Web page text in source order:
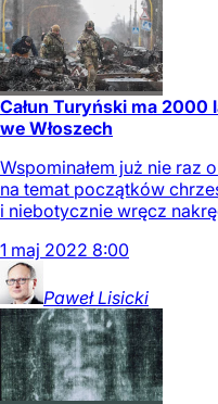
Całun Turyński ma 2000
we Włoszech
Wspominałem już nie raz
na temat początków
i niebotycznie wręcz
1 maj 2022 8:00
Paweł Lisicki